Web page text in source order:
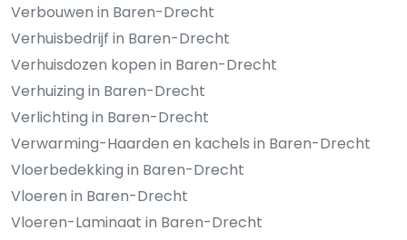
Verbouwen in Baren-Drecht
Verhuisbedrijf in Baren-Drecht
Verhuisdozen kopen in Baren-Drecht
Verhuizing in Baren-Drecht
Verlichting in Baren-Drecht
Verwarming-Haarden en kachels in Baren-Drecht
Vloerbedekking in Baren-Drecht
Vloeren in Baren-Drecht
Vloeren-Laminaat in Baren-Drecht